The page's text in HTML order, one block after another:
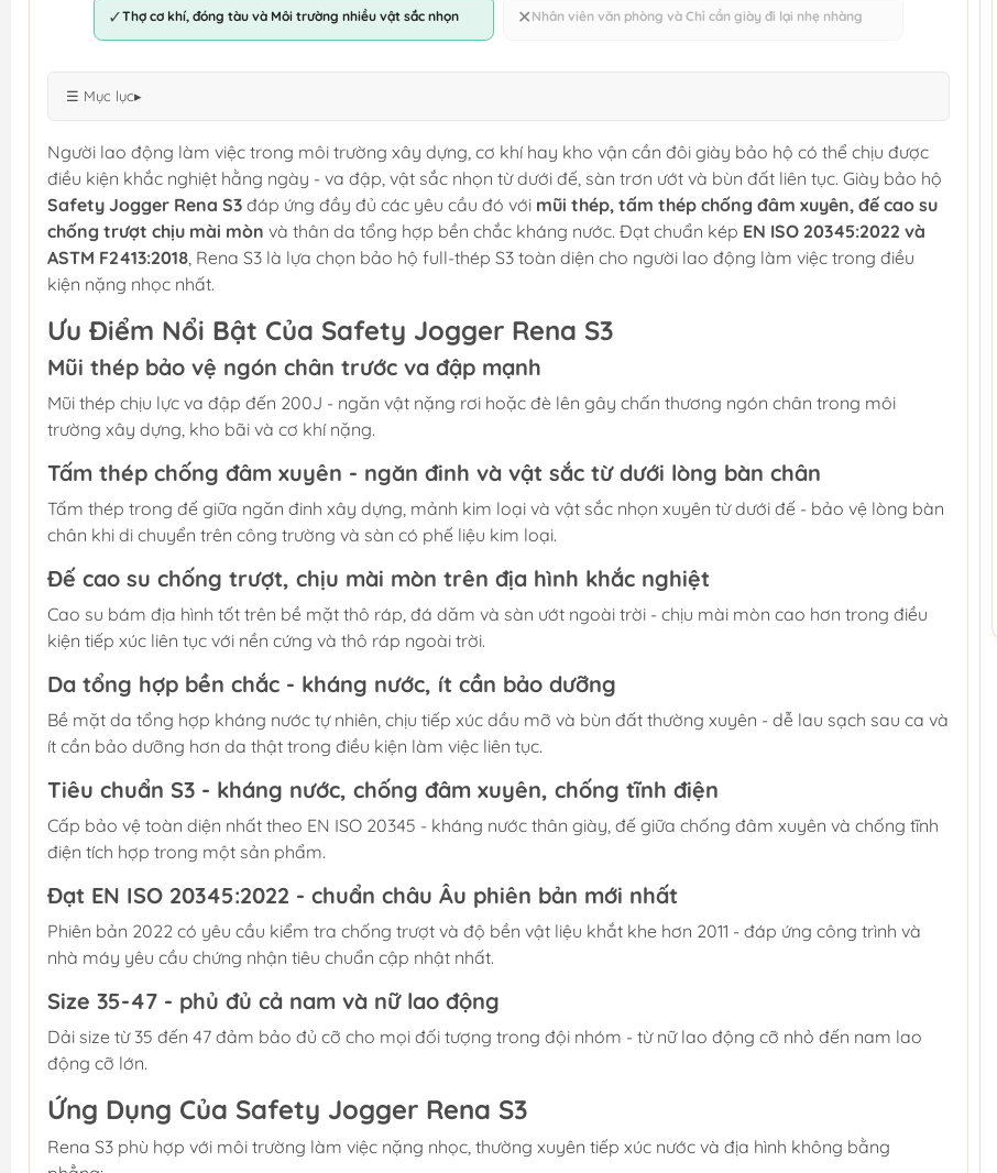
✓Thợ cơ khí, đóng tàu và Môi trường nhiều vật sắc nhọn ✕ Nhân viên văn phòng và Chỉ cần giày đi lại nhẹ nhàng
☰ Mục lục▸
Người lao động làm việc trong môi trường xây dựng, cơ khí hay kho vận cần đôi giày bảo hộ có thể chịu được
điều kiện khắc nghiệt hằng ngày - va đập, vật sắc nhọn từ dưới đế, sàn trơn ướt và bùn đất liên tục. Giày bảo hộ
Safety Jogger Rena S3 đáp ứng đầy đủ các yêu cầu đó với mũi thép, tấm thép chống đâm xuyên, đế cao su
chống trượt chịu mài mòn và thân da tổng hợp bền chắc kháng nước. Đạt chuẩn kép EN ISO 20345:2022 và
ASTM F2413:2018, Rena S3 là lựa chọn bảo hộ full-thép S3 toàn diện cho người lao động làm việc trong điều
kiện nặng nhọc nhất.
Ưu Điểm Nổi Bật Của Safety Jogger Rena S3
Mũi thép bảo vệ ngón chân trước va đập mạnh
Mũi thép chịu lực va đập đến 200J - ngăn vật nặng rơi hoặc đè lên gây chấn thương ngón chân trong môi
trường xây dựng, kho bãi và cơ khí nặng.
Tấm thép chống đâm xuyên - ngăn đinh và vật sắc từ dưới lòng bàn chân
Tấm thép trong đế giữa ngăn đinh xây dựng, mảnh kim loại và vật sắc nhọn xuyên từ dưới đế - bảo vệ lòng bàn
chân khi di chuyển trên công trường và sàn có phế liệu kim loại.
Đế cao su chống trượt, chịu mài mòn trên địa hình khắc nghiệt
Cao su bám địa hình tốt trên bề mặt thô ráp, đá dăm và sàn ướt ngoài trời - chịu mài mòn cao hơn trong điều
kiện tiếp xúc liên tục với nền cứng và thô ráp ngoài trời.
Da tổng hợp bền chắc - kháng nước, ít cần bảo dưỡng
Bề mặt da tổng hợp kháng nước tự nhiên, chịu tiếp xúc dầu mỡ và bùn đất thường xuyên - dễ lau sạch sau ca và
ít cần bảo dưỡng hơn da thật trong điều kiện làm việc liên tục.
Tiêu chuẩn S3 - kháng nước, chống đâm xuyên, chống tĩnh điện
Cấp bảo vệ toàn diện nhất theo EN ISO 20345 - kháng nước thân giày, đế giữa chống đâm xuyên và chống tĩnh
điện tích hợp trong một sản phẩm.
Đạt EN ISO 20345:2022 - chuẩn châu Âu phiên bản mới nhất
Phiên bản 2022 có yêu cầu kiểm tra chống trượt và độ bền vật liệu khắt khe hơn 2011 - đáp ứng công trình và
nhà máy yêu cầu chứng nhận tiêu chuẩn cập nhật nhất.
Size 35-47 - phủ đủ cả nam và nữ lao động
Dải size từ 35 đến 47 đảm bảo đủ cỡ cho mọi đối tượng trong đội nhóm - từ nữ lao động cỡ nhỏ đến nam lao
động cỡ lớn.
Ứng Dụng Của Safety Jogger Rena S3
Rena S3 phù hợp với môi trường làm việc nặng nhọc, thường xuyên tiếp xúc nước và địa hình không bằng